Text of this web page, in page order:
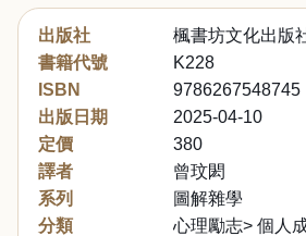
出版社
楓書坊文化出版
書籍代號
K228
ISBN
9786267548745
出版日期
2025-04-10
定價
380
譯者
曾玟閎
系列
圖解雜學
分類
心理勵志> 個人